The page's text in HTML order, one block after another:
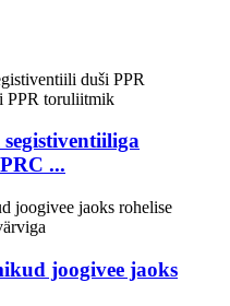
...
joogivee jaoks